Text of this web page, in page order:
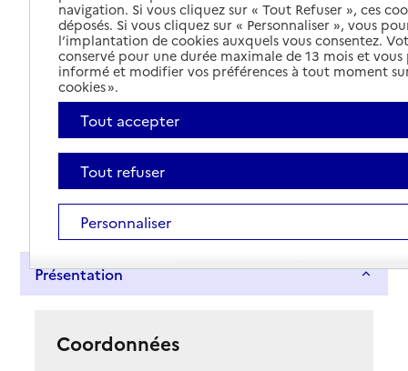
Tout déplier
Présentation
Coordonnées
navigation. Si vous cliquez sur « Tout Refuser », ces
déposés. Si vous cliquez sur « Personnaliser », vous
l’implantation de cookies auxquels vous consentez.
conservé pour une durée maximale de 13 mois et
informé et modifier vos préférences à tout moment
cookies ».
Tout accepter
Tout refuser
Personnaliser